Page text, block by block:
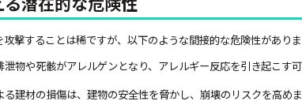
撃することは稀ですが、以下のような間接的な危険性がありま
物や死骸がアレルゲンとなり、アレルギー反応を引き起こす可
建材の損傷は、建物の安全性を脅かし、崩壊のリスクを高め